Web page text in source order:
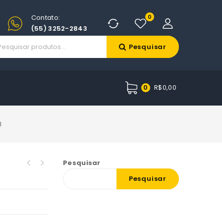
0
Contato:
(55) 3252-2843
Pesquisar
0 R$0,00
Pesquisar
Pesquisar